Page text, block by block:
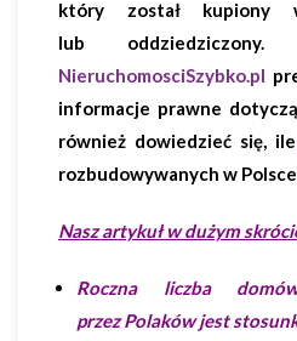
który został kupiony
lub oddziedziczony.
NieruchomosciSzybko.pl
informacje prawne
również dowiedzieć się, ile
rozbudowywanych w
Nasz artykuł w dużym
Roczna liczba
przez Polaków jest